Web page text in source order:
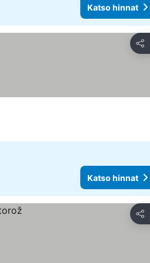
Katso hinnat
Jaa
Katso hinnat
Jaa